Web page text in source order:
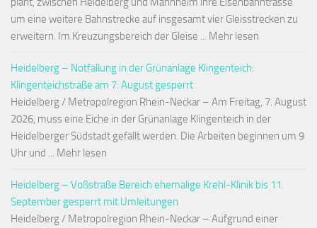
um eine weitere Bahnstrecke auf insgesamt vier Gleisstrecken zu
erweitern. Im Kreuzungsbereich der Gleise ... Mehr lesen
Heidelberg – Notfällung in der Grünanlage Klingenteich:
Klingenteichstraße am 7. August gesperrt
Heidelberg / Metropolregion Rhein-Neckar – Am Freitag, 7. August
2026, muss eine Eiche in der Grünanlage Klingenteich in der
Heidelberger Südstadt gefällt werden. Die Arbeiten beginnen um 9
Uhr und ... Mehr lesen
Heidelberg – Voßstraße Bereich ehemalige Krehl-Klinik bis 11.
September gesperrt mit Umleitungen
Heidelberg / Metropolregion Rhein-Neckar – Aufgrund einer